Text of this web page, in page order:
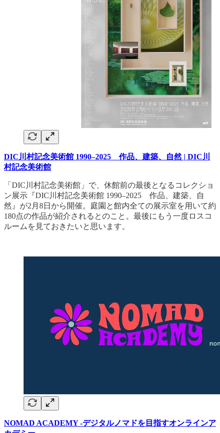
DIC川村記念美術館 1990–2025 作品、建築、自然 | DIC川
村記念美術館
「DIC川村記念美術館」で、休館前の最後となるコレクショ
ン展示『DIC川村記念美術館 1990–2025 作品、建築、自
然』が2月8日から開催。庭園と館内全ての展示室を用いて約
180点の作品が紹介されるとのこと。最後にもう一度ロスコ
ルームを見ておきたいと思います。
NOMAD ACADEMY -デジタルノマドを目指すオンラインア